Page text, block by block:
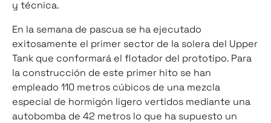
y técnica.
En la semana de pascua se ha ejecutado
exitosamente el primer sector de la solera del Upper
Tank que conformará el flotador del prototipo. Para
la construcción de este primer hito se han
empleado 110 metros cúbicos de una mezcla
especial de hormigón ligero vertidos mediante una
autobomba de 42 metros lo que ha supuesto un